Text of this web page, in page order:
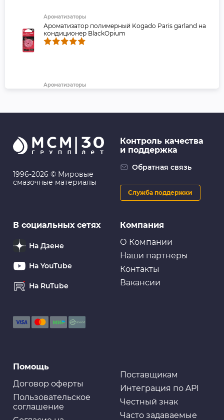
Ароматизаторы
Ароматизатор полимерный Kogado Paris garland на
кондиционер BlackOpium
Ароматизаторы
Ароматизаторы
EIKOSHA: Ароматизатор меловой SPIRIT REFILL -
BOTANICAL SHOWER
Ароматизатор на торпеду YAMMY гелевый "Marine
1996-2026 © Мировые
смазочные материалы
Компания
О Компании
Наши партнеры
Контакты
Вакансии
Помощь
Договор оферты
Пользовательское
соглашение
Поставщикам
Интеграция по API
Честный знак
Часто задаваемые
Контроль качества
и поддержка
Обратная связь
Служба поддержки
В социальных сетях
На Дзене
На YouTube
На RuTube